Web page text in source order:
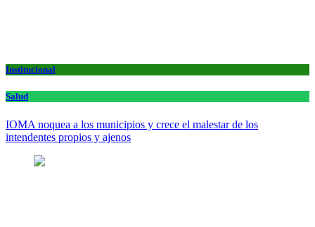
Institucional
Salud
IOMA noquea a los municipios y crece el malestar de los
intendentes propios y ajenos